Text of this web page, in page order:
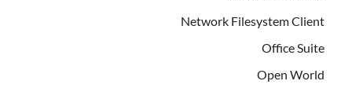
Network Filesystem Client
Office Suite
Open World